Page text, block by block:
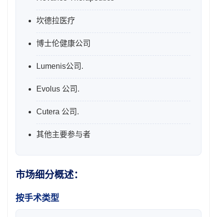
坎德拉医疗
博士伦健康公司
Lumenis公司.
Evolus 公司.
Cutera 公司.
其他主要参与者
市场细分概述：
按手术类型